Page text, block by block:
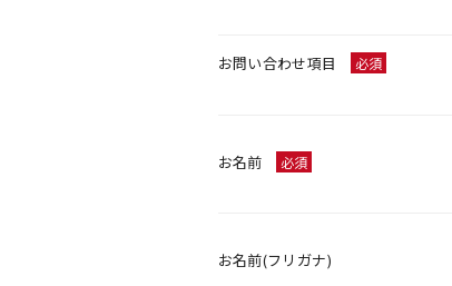
お問い合わせ項目 必須
お名前 必須
お名前(フリガナ)